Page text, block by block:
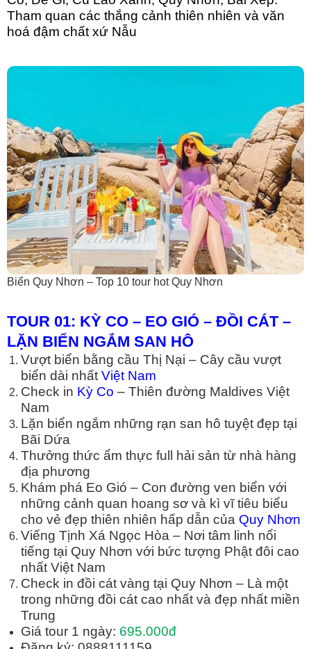
Tham quan các thắng cảnh thiên nhiên và văn
hoá đậm chất xứ Nẫu
Biển Quy Nhơn – Top 10 tour hot Quy Nhơn
TOUR 01: KỲ CO – EO GIÓ – ĐỒI CÁT –
LẶN BIỂN NGẮM SAN HÔ
Vượt biển bằng cầu Thị Nại – Cây cầu vượt
biển dài nhất Việt Nam
Check in Kỳ Co – Thiên đường Maldives Việt
Nam
Lặn biển ngắm những rạn san hô tuyệt đẹp tại
Bãi Dứa
Thưởng thức ẩm thực full hải sản từ nhà hàng
địa phương
Khám phá Eo Gió – Con đường ven biển với
những cảnh quan hoang sơ và kì vĩ tiêu biểu
cho vẻ đẹp thiên nhiên hấp dẫn của Quy Nhơn
Viếng Tịnh Xá Ngọc Hòa – Nơi tâm linh nổi
tiếng tại Quy Nhơn với bức tượng Phật đôi cao
nhất Việt Nam
Check in đồi cát vàng tại Quy Nhơn – Là một
trong những đồi cát cao nhất và đẹp nhất miền
Trung
Giá tour 1 ngày: 695.000đ